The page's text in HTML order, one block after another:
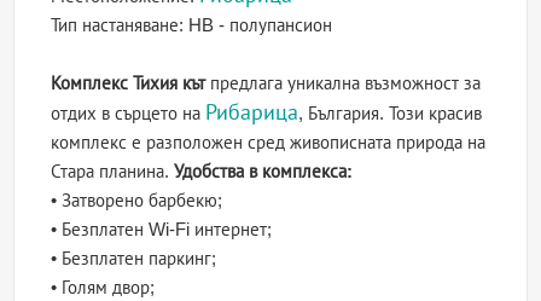
Тип настаняване: HB - полупансион
Комплекс Тихия кътпредлага уникална възможност за
отдих в сърцето на Рибарица, България. Този красив
комплекс е разположен сред живописната природа на
Стара планина.Удобства в комплекса:
• Затворено барбекю;
• Безплатен Wi-Fi интернет;
• Безплатен паркинг;
• Голям двор;